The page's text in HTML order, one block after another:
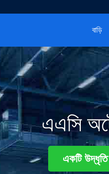
বাড়ি
এএসি
একটি